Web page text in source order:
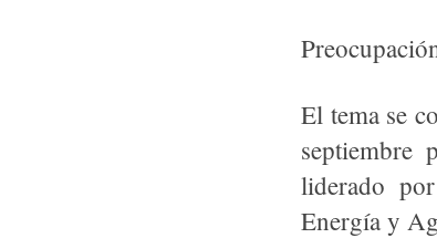
El tema se
septiembre
liderado
Energía y